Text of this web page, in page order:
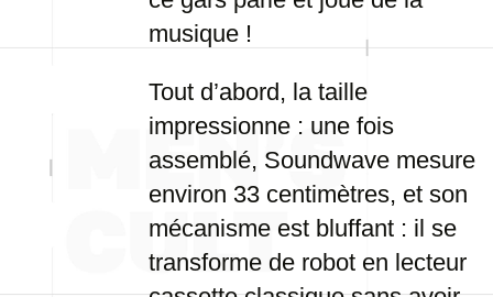
musique !
Tout d’abord, la taille
impressionne : une fois
assemblé, Soundwave mesure
environ 33 centimètres, et son
mécanisme est bluffant : il se
transforme de robot en lecteur